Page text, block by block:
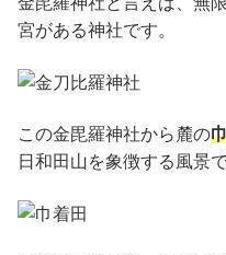
宮がある神社です。
この金毘羅神社から麓の
日和田山を象徴する風景で